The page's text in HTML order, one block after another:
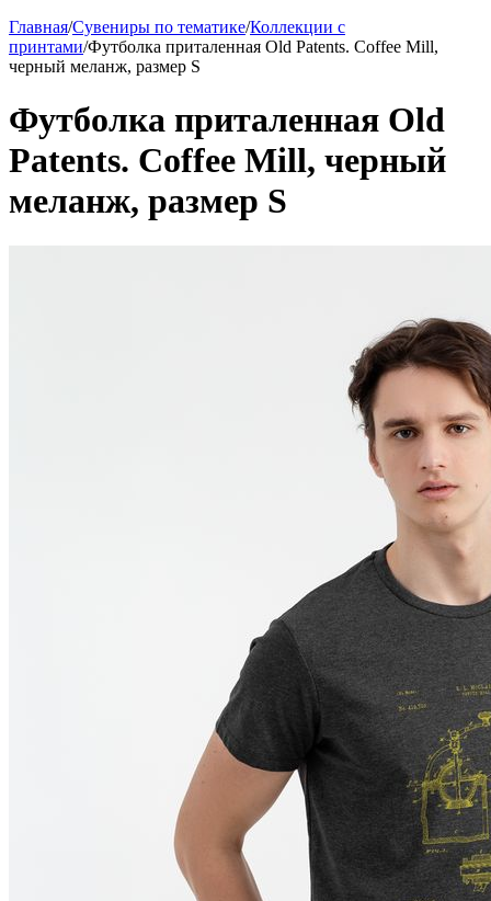
Главная/Сувениры по тематике/Коллекции с
принтами/Футболка приталенная Old Patents. Coffee Mill,
черный меланж, размер S
Футболка приталенная Old
Patents. Coffee Mill, черный
меланж, размер S